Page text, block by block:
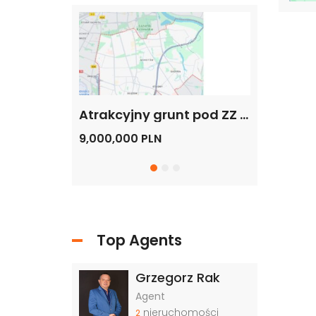
Atrakcyjny grunt pod ZZ – Mikroapartamenty, Hotel, Biurowiec, Warszawa -Dolny Mokotów
9,000,000 PLN
Top Agents
Grzegorz Rak
Agent
2 nieruchomości